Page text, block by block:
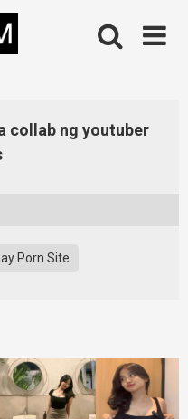
collab ng youtuber
Porn Site